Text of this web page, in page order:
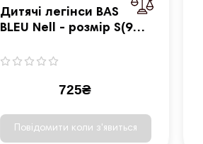
Дитячі легінси BAS
BLEU Nell - розмір S(98-
725₴
Повідомити коли з'явиться